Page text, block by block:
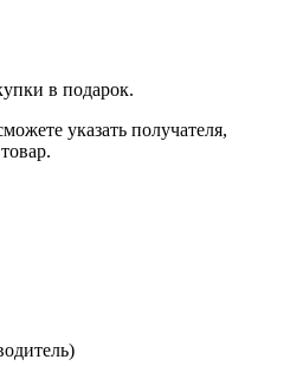
в подарок.
указать получателя,